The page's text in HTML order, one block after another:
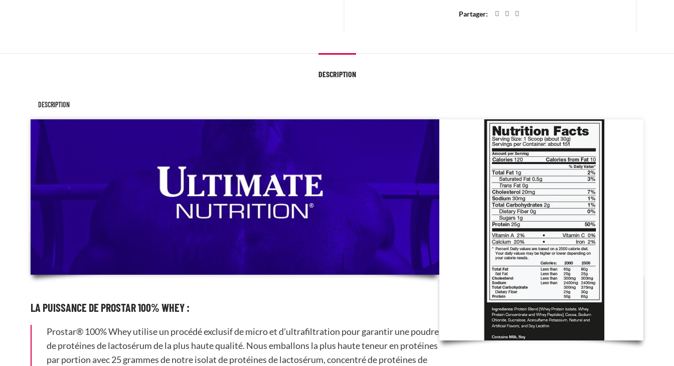
Partager
DESCRIPTION
DESCRIPTION
LA PUISSANCE DE PROSTAR 100% WHEY :
Prostar® 100% Whey utilise un procédé exclusif de micro et d’ultrafiltration pour garantir une poudre
de protéines de lactosérum de la plus haute qualité. Nous emballons la plus haute teneur en protéines
par portion avec 25 grammes de notre isolat de protéines de lactosérum, concentré de protéines de